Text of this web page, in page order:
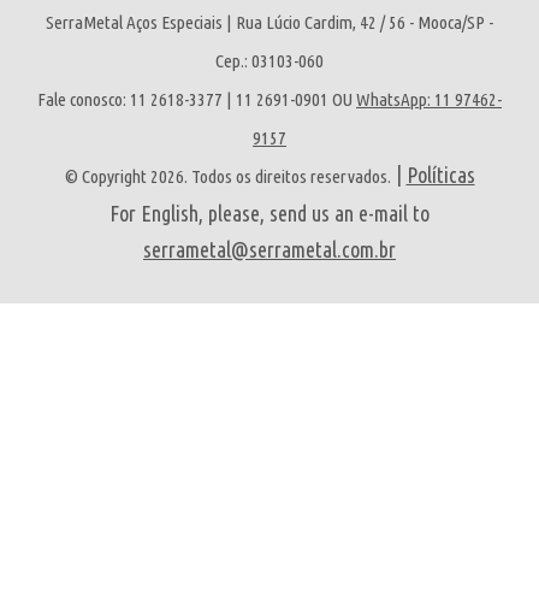
SerraMetal Aços Especiais | Rua Lúcio Cardim, 42 / 56 - Mooca/SP -
Cep.: 03103-060
Fale conosco: 11 2618-3377 | 11 2691-0901 OU WhatsApp: 11 97462-
9157
© Copyright 2026. Todos os direitos reservados.
Políticas
For English, please, send us an e-mail to
serrametal@serrametal.com.br